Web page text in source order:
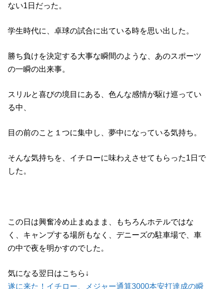
ない1日だった。
学生時代に、卓球の試合に出ている時を思い出した。
勝ち負けを決定する大事な瞬間のような、あのスポーツ
の一瞬の出来事。
スリルと喜びの境目にある、色んな感情が駆け巡ってい
る中、
目の前のこと１つに集中し、夢中になっている気持ち。
そんな気持ちを、イチローに味わえさせてもらった1日で
した。
この日は興奮冷め止まぬまま、もちろんホテルではな
く、キャンプする場所もなく、デニーズの駐車場で、車
の中で夜を明かすのでした。
気になる翌日はこちら↓
遂に来た！イチロー、メジャー通算3000本安打達成の瞬